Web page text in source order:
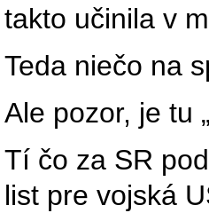
takto učinila v
Teda niečo na
Ale pozor, je tu
Tí čo za SR
list pre vojská